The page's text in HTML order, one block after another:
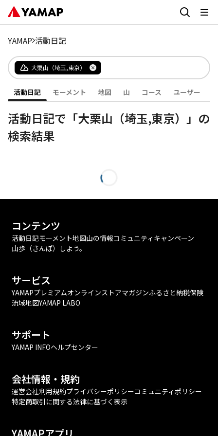
YAMAP 活動日記
大栗山（埼玉,東京）
活動日記 モーメント 地図 山 コース ユーザー
活動日記で「大栗山（埼玉,東京）」の
検索結果
コンテンツ
活動日記モーメント地図山の情報コミュニティ キャンペーン
山歩（さんぽ）しよう。
サービス
YAMAPプレミアムオンラインストアマガジンふるさと納税保険
流域地図YAMAP LABO
サポート
YAMAP INFOヘルプセンター
会社情報・規約
運営会社利用規約プライバシーポリシーコミュニティポリシー
特定商取引に関する法律に基づく表示